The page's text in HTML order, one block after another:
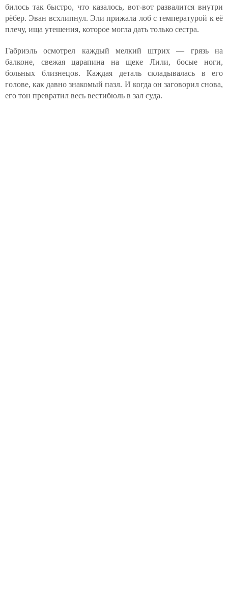
билось так быстро, что казалось, вот-вот развалится внутри
рёбер. Эван всхлипнул. Эли прижала лоб с температурой к её
плечу, ища утешения, которое могла дать только сестра.
Габриэль осмотрел каждый мелкий штрих — грязь на
балконе, свежая царапина на щеке Лили, босые ноги,
больных близнецов. Каждая деталь складывалась в его
голове, как давно знакомый пазл. И когда он заговорил снова,
его тон превратил весь вестибюль в зал суда.